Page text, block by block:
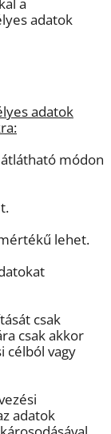
adatok
adatok
módon
lehet.
csak
csak akkor
célból vagy
adatok